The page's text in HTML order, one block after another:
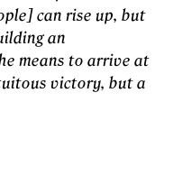
can rise up, but
an
means to arrive at
victory, but a